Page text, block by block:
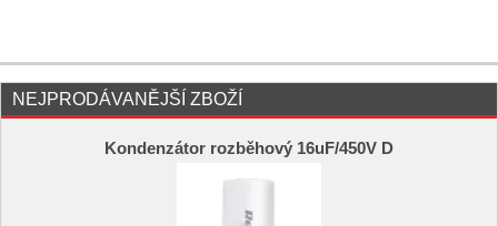
NEJPRODÁVANĚJŠÍ ZBOŽÍ
Kondenzátor rozběhový 16uF/450V D